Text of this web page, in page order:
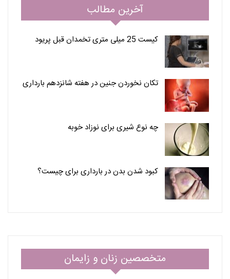
آخرین مطالب
کیست 25 میلی متری تخمدان قبل پریود
تکان نخوردن جنین در هفته شانزدهم بارداری
چه نوع شیری برای نوزاد خوبه
کبود شدن بدن در بارداری برای چیست؟
متخصصین زنان و زایمان